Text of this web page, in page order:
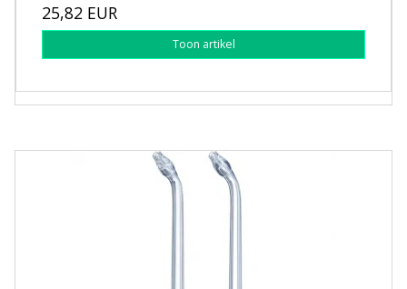
25,82 EUR
Toon artikel